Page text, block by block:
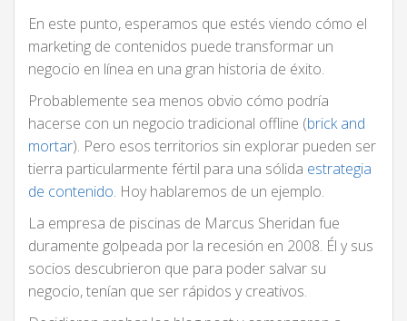
En este punto, esperamos que estés viendo cómo el
marketing de contenidos puede transformar un
negocio en línea en una gran historia de éxito.
Probablemente sea menos obvio cómo podría
hacerse con un negocio tradicional offline (brick and
mortar). Pero esos territorios sin explorar pueden ser
tierra particularmente fértil para una sólida estrategia
de contenido. Hoy hablaremos de un ejemplo.
La empresa de piscinas de Marcus Sheridan fue
duramente golpeada por la recesión en 2008. Él y sus
socios descubrieron que para poder salvar su
negocio, tenían que ser rápidos y creativos.